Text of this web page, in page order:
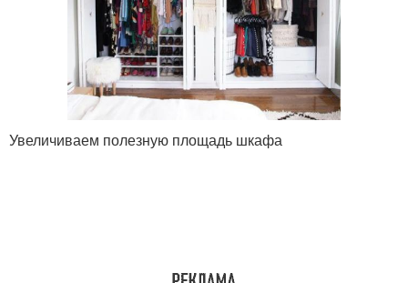
Увеличиваем полезную площадь шкафа